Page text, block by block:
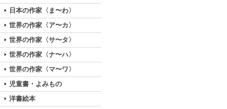
日本の作家〈ま〜わ〉
世界の作家〈ア〜カ〉
世界の作家〈サ〜タ〉
世界の作家〈ナ〜ハ〉
世界の作家〈マ〜ワ〉
児童書・よみもの
洋書絵本